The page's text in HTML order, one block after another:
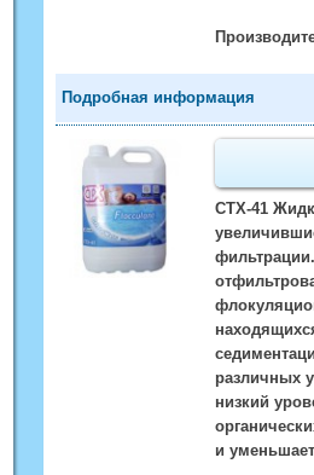
Подробная информация
CTX-41
различных
низкий
и